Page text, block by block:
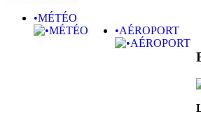
•MÉTÉO
•AÉROPORT